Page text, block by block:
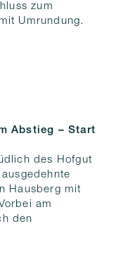
zum
Umrundung.
Abstieg – Start
des Hofgut
Hausberg mit
am
den